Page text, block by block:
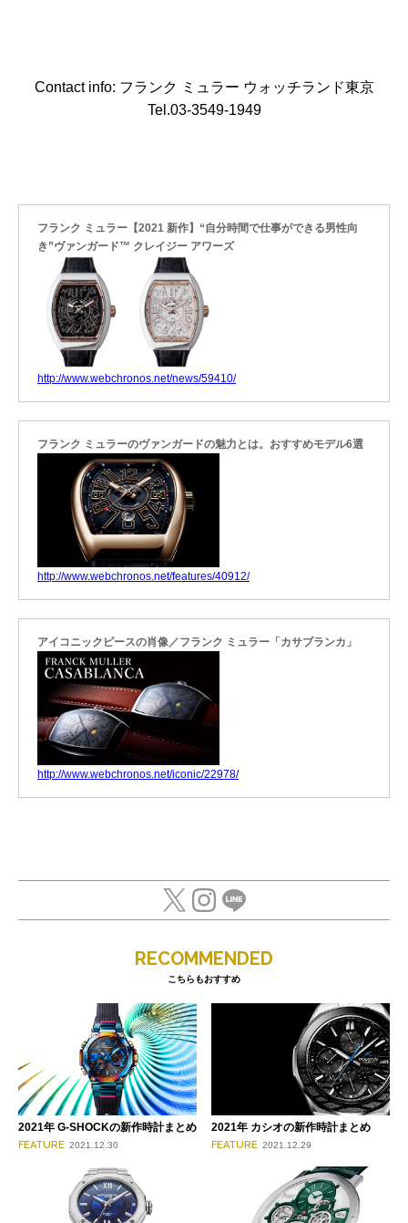
Contact info: フランク ミュラー ウォッチランド東京
Tel.03-3549-1949
フランク ミュラー【2021 新作】“自分時間で仕事ができる男性向
き”ヴァンガード™ クレイジー アワーズ
http://www.webchronos.net/news/59410/
フランク ミュラーのヴァンガードの魅力とは。おすすめモデル6選
http://www.webchronos.net/features/40912/
アイコニックピースの肖像／フランク ミュラー「カサブランカ」
http://www.webchronos.net/iconic/22978/
RECOMMENDED
こちらもおすすめ
2021年 G-SHOCKの新作時計まとめ
FEATURE 2021.12.30
2021年 カシオの新作時計まとめ
FEATURE 2021.12.29